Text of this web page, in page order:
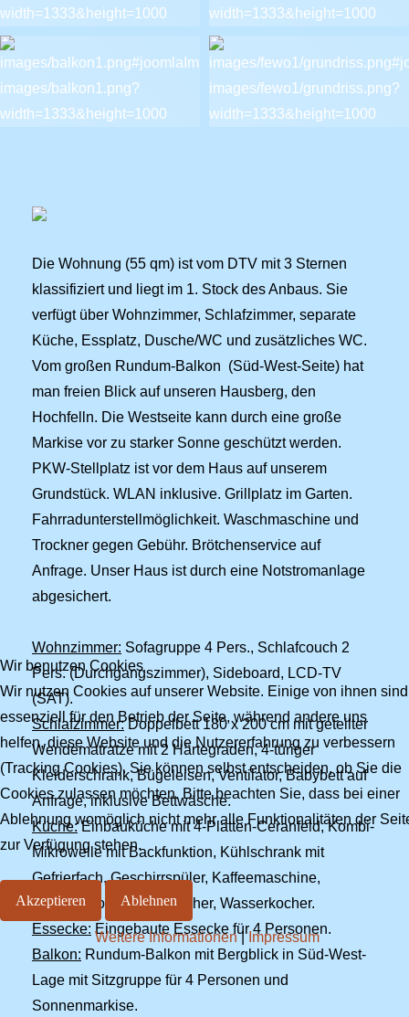
Die Wohnung (55 qm) ist vom DTV mit 3 Sternen
klassifiziert und liegt im 1. Stock des Anbaus. Sie
verfügt über Wohnzimmer, Schlafzimmer, separate
Küche, Essplatz, Dusche/WC und zusätzliches WC.
Vom großen Rundum-Balkon (Süd-West-Seite) hat
man freien Blick auf unseren Hausberg, den
Hochfelln. Die Westseite kann durch eine große
Markise vor zu starker Sonne geschützt werden.
PKW-Stellplatz ist vor dem Haus auf unserem
Grundstück. WLAN inklusive. Grillplatz im Garten.
Fahrradunterstellmöglichkeit. Waschmaschine und
Trockner gegen Gebühr. Brötchenservice auf
Anfrage. Unser Haus ist durch eine Notstromanlage
abgesichert.
Wohnzimmer: Sofagruppe 4 Pers., Schlafcouch 2
Pers. (Durchgangszimmer), Sideboard, LCD-TV
(SAT).
Schlafzimmer:Doppelbett 180 x 200 cm mit geteilter
Wendematratze mit 2 Härtegraden, 4-türiger
Kleiderschrank, Bügeleisen, Ventilator, Babybett auf
Anfrage, inklusive Bettwäsche.
Küche:Einbauküche mit 4-Platten-Ceranfeld, Kombi-
Mikrowelle mit Backfunktion, Kühlschrank mit
Gefrierfach, Geschirrspüler, Kaffeemaschine,
Senseo, Toaster, Eierkocher, Wasserkocher.
Essecke: Eingebaute Essecke für 4 Personen.
Balkon: Rundum-Balkon mit Bergblick in Süd-West-
Lage mit Sitzgruppe für 4 Personen und
Sonnenmarkise.
Wir benutzen Cookies
Wir nutzen Cookies auf unserer Website. Einige von ihnen sind
essenziell für den Betrieb der Seite, während andere uns
helfen, diese Website und die Nutzererfahrung zu verbessern
(Tracking Cookies). Sie können selbst entscheiden, ob Sie die
Cookies zulassen möchten. Bitte beachten Sie, dass bei einer
Ablehnung womöglich nicht mehr alle Funktionalitäten der
zur Verfügung stehen.
Akzeptieren Ablehnen
Weitere Informationen| Impressum